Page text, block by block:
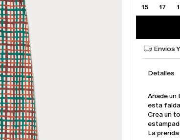
15 17
Envíos
Detalles
Añade
esta
Crea un
La